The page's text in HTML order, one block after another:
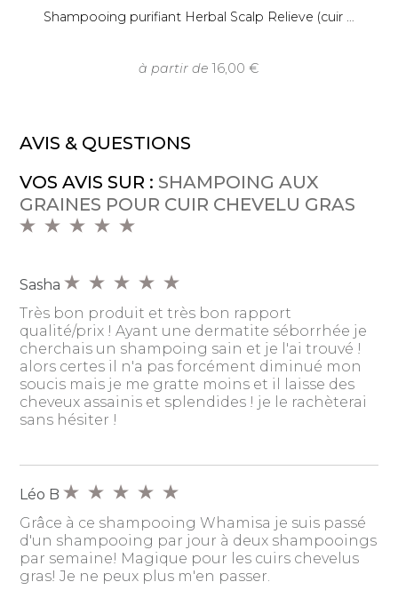
Shampooing purifiant Herbal Scalp Relieve (cuir
à partir de 16,00
AVIS & QUESTIONS
VOS AVIS SUR : SHAMPOING AUX
GRAINES POUR CUIR CHEVELU GRAS
Sasha
Très bon produit et très bon rapport
qualité/prix ! Ayant une dermatite séborrhée je
cherchais un shampoing sain et je l'ai trouvé !
alors certes il n'a pas forcément diminué mon
soucis mais je me gratte moins et il laisse des
cheveux assainis et splendides ! je le rachèterai
sans hésiter !
Léo B
Grâce à ce shampooing Whamisa je suis passé
d'un shampooing par jour à deux shampooings
par semaine! Magique pour les cuirs chevelus
gras! Je ne peux plus m'en passer.